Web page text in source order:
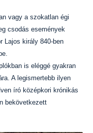
vagy a szokatlan égi
csodás események
Lajos király 840-ben
is eléggé gyakran
A legismertebb ilyen
író középkori krónikás
bekövetkezett